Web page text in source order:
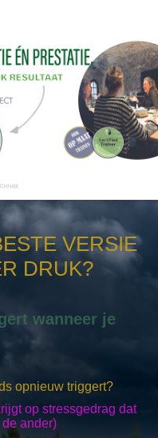
VERSIE
DRUK?
wanneer je
opnieuw triggert?
op stressgedrag dat
ander)